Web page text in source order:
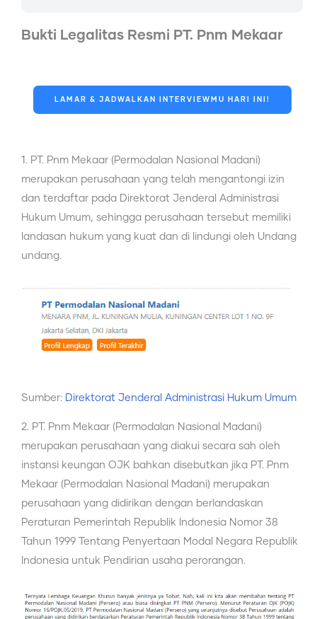
Bukti Legalitas Resmi PT. Pnm Mekaar
LAMAR & JADWALKAN INTERVIEWMU HARI INI!
1. PT. Pnm Mekaar (Permodalan Nasional Madani)
merupakan perusahaan yang telah mengantongi izin
dan terdaftar pada Direktorat Jenderal Administrasi
Hukum Umum, sehingga perusahaan tersebut memiliki
landasan hukum yang kuat dan di lindungi oleh Undang
undang.
Sumber: Direktorat Jenderal Administrasi Hukum Umum
2. PT. Pnm Mekaar (Permodalan Nasional Madani)
merupakan perusahaan yang diakui secara sah oleh
instansi keungan OJK bahkan disebutkan jika PT. Pnm
Mekaar (Permodalan Nasional Madani) merupakan
perusahaan yang didirikan dengan berlandaskan
Peraturan Pemerintah Republik Indonesia Nomor 38
Tahun 1999 Tentang Penyertaan Modal Negara Republik
Indonesia untuk Pendirian usaha perorangan.